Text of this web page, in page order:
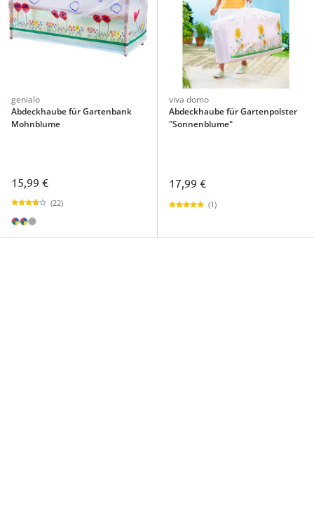
genialo
Abdeckhaube für Gartenbank
Mohnblume
15,99 €
(22)
viva domo
Abdeckhaube für Gartenpolster
"Sonnenblume"
17,99 €
(1)